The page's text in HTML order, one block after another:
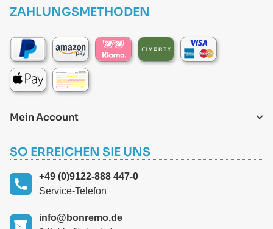
ZAHLUNGSMETHODEN
Mein Account
SO ERREICHEN SIE UNS
+49 (0)9122-888 447-0
Service-Telefon
info@bonremo.de